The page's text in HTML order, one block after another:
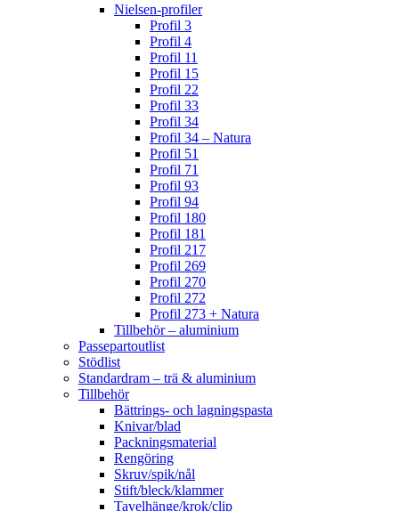
Nielsen-profiler
Profil 3
Profil 4
Profil 11
Profil 15
Profil 22
Profil 33
Profil 34
Profil 34 – Natura
Profil 51
Profil 71
Profil 93
Profil 94
Profil 180
Profil 181
Profil 217
Profil 269
Profil 270
Profil 272
Profil 273 + Natura
Tillbehör – aluminium
Passepartoutlist
Stödlist
Standardram – trä & aluminium
Tillbehör
Bättrings- och lagningspasta
Knivar/blad
Packningsmaterial
Rengöring
Skruv/spik/nål
Stift/bleck/klammer
Tavelhänge/krok/clip